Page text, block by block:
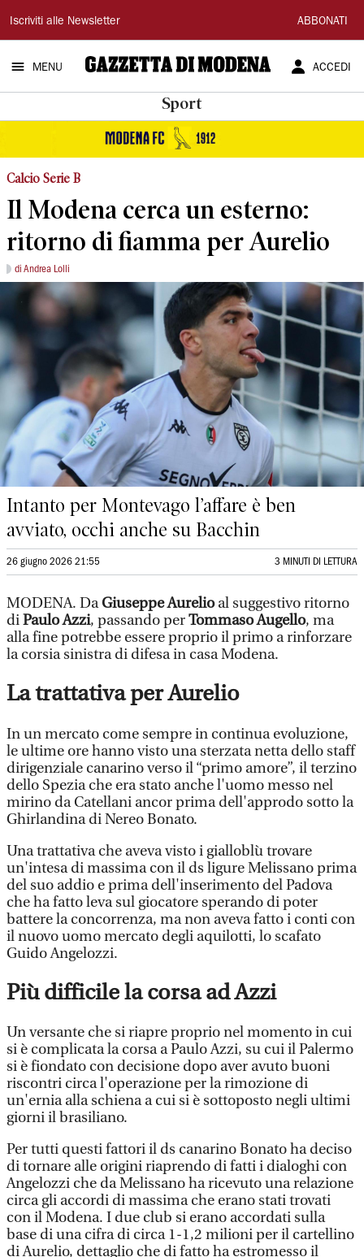
Gazzetta
di
Modena
Iscriviti alle Newsletter ABBONATI
MENU ACCEDI
Sport
Calcio Serie B
Il Modena cerca un esterno:
ritorno di fiamma per Aurelio
di Andrea Lolli
Intanto per Montevago l’affare è ben
avviato, occhi anche su Bacchin
26 giugno 2026 21:55 3 MINUTI DI LETTURA
MODENA. DaGiuseppe Aurelioal suggestivo ritorno
diPaulo Azzi, passando perTommaso Augello, ma
alla fine potrebbe essere proprio il primo a rinforzare
la corsia sinistra di difesa in casa Modena.
La trattativa per Aurelio
In un mercato come sempre in continua evoluzione,
le ultime ore hanno visto una sterzata netta dello staff
dirigenziale canarino verso il “primo amore”, il terzino
dello Spezia che era stato anche l'uomo messo nel
mirino da Catellani ancor prima dell'approdo sotto la
Ghirlandina di Nereo Bonato.
Una trattativa che aveva visto i gialloblù trovare
un'intesa di massima con il ds ligure Melissano prima
del suo addio e prima dell'inserimento del Padova
che ha fatto leva sul giocatore sperando di poter
battere la concorrenza, ma non aveva fatto i conti con
il nuovo uomo mercato degli aquilotti, lo scafato
Guido Angelozzi.
Più difficile la corsa ad Azzi
Un versante che si riapre proprio nel momento in cui
si è complicata la corsa a Paulo Azzi, su cui il Palermo
si è fiondato con decisione dopo aver avuto buoni
riscontri circa l'operazione per la rimozione di
un'ernia alla schiena a cui si è sottoposto negli ultimi
giorni il brasiliano.
Per tutti questi fattori il ds canarino Bonato ha deciso
di tornare alle origini riaprendo di fatti i dialoghi con
Angelozzi che da Melissano ha ricevuto una relazione
circa gli accordi di massima che erano stati trovati
con il Modena. I due club si erano accordati sulla
base di una cifra di circa 1-1,2 milioni per il cartellino
di Aurelio, dettaglio che di fatto ha estromesso il